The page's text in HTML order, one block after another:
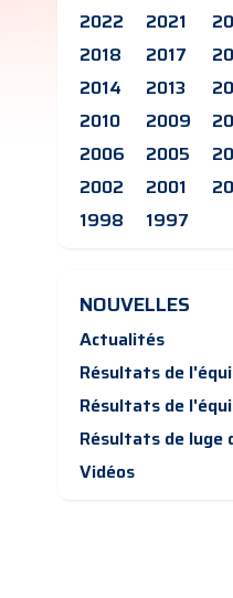
2022
2021
2018
2017
2014
2013
2010
2009
2006
2005
2002
2001
1998
1997
NOUVELLES
Actualités
Résultats de
Résultats de
Résultats de luge
Vidéos